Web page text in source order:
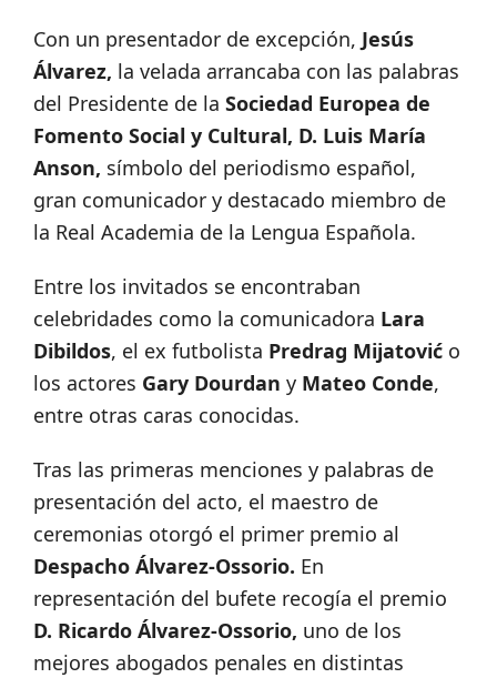
Con un presentador de excepción, Jesús
Álvarez, la velada arrancaba con las palabras
del Presidente de la Sociedad Europea de
Fomento Social y Cultural, D. Luis María
Anson, símbolo del periodismo español,
gran comunicador y destacado miembro de
la Real Academia de la Lengua Española.
Entre los invitados se encontraban
celebridades como la comunicadora Lara
Dibildos, el ex futbolista Predrag Mijatović o
los actores Gary Dourdan y Mateo Conde,
entre otras caras conocidas.
Tras las primeras menciones y palabras de
presentación del acto, el maestro de
ceremonias otorgó el primer premio al
Despacho Álvarez-Ossorio. En
representación del bufete recogía el premio
D. Ricardo Álvarez-Ossorio, uno de los
mejores abogados penales en distintas